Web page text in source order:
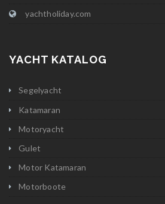
yachtholiday.com
YACHT KATALOG
Segelyacht
Katamaran
Motoryacht
Gulet
Motor Katamaran
Motorboote